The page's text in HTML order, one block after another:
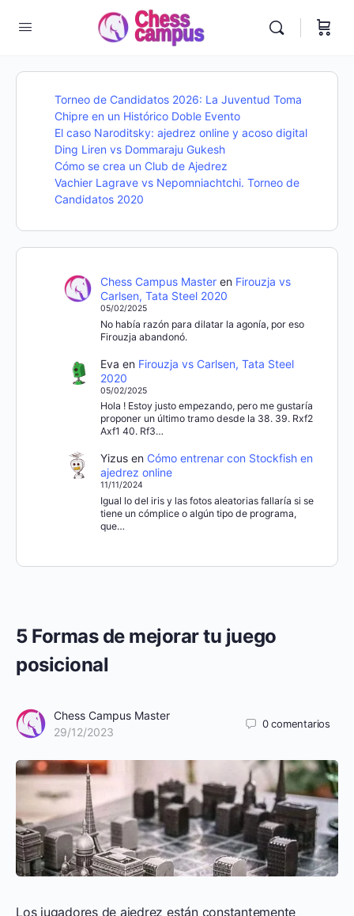
5 Formas de mejorar tu juego
posicional
Chess Campus Master
29/12/2023
0comentarios
Los jugadores de ajedrez están constantemente
Torneo de Candidatos 2026: La Juventud Toma
Chipre en un Histórico Doble Evento
El caso Naroditsky: ajedrez online y acoso digital
Ding Liren vs Dommaraju Gukesh
Cómo se crea un Club de Ajedrez
Vachier Lagrave vs Nepomniachtchi. Torneo de
Candidatos 2020
Chess Campus Masteren Firouzja vs
Carlsen, Tata Steel 2020
05/02/2025
No había razón para dilatar la agonía, por eso
Firouzja abandonó.
Eva en Firouzja vs Carlsen, Tata Steel
2020
05/02/2025
Hola ! Estoy justo empezando, pero me gustaría
proponer un último tramo desde la 38. 39. Rxf2
Axf1 40. Rf3…
Yizusen Cómo entrenar con Stockfish en
ajedrez online
11/11/2024
Igual lo del iris y las fotos aleatorias fallaría si se
tiene un cómplice o algún tipo de programa,
que…